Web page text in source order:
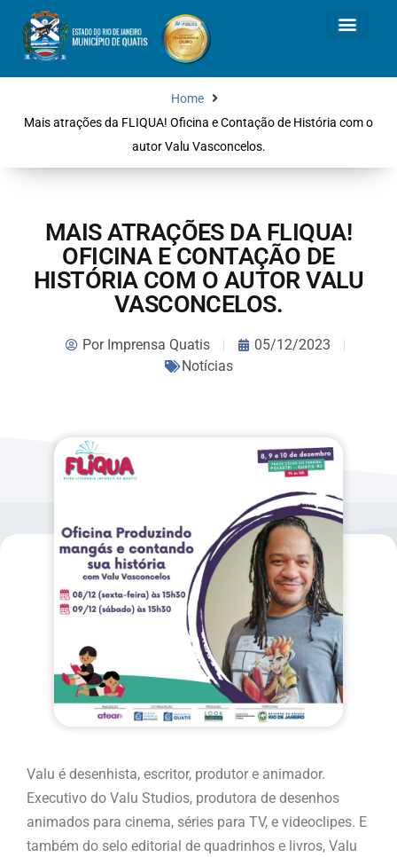
Home
Mais atrações da FLIQUA! Oficina e Contação de História com o
autor Valu Vasconcelos.
MAIS ATRAÇÕES DA FLIQUA!
OFICINA E CONTAÇÃO DE
HISTÓRIA COM O AUTOR VALU
VASCONCELOS.
PorImprensa Quatis
05/12/2023
Notícias
Valu é desenhista, escritor, produtor e animador.
Executivo do Valu Studios, produtora de desenhos
animados para cinema, séries para TV, e videoclipes. E
também do selo editorial de quadrinhos e livros, Valu